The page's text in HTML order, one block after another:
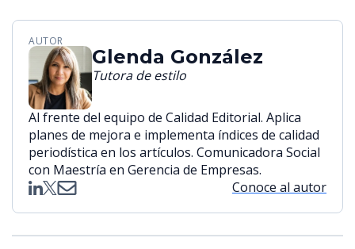
AUTOR
Glenda González
Tutora de estilo
Al frente del equipo de Calidad Editorial. Aplica
planes de mejora e implementa índices de calidad
periodística en los artículos. Comunicadora Social
con Maestría en Gerencia de Empresas.
Conoce al autor